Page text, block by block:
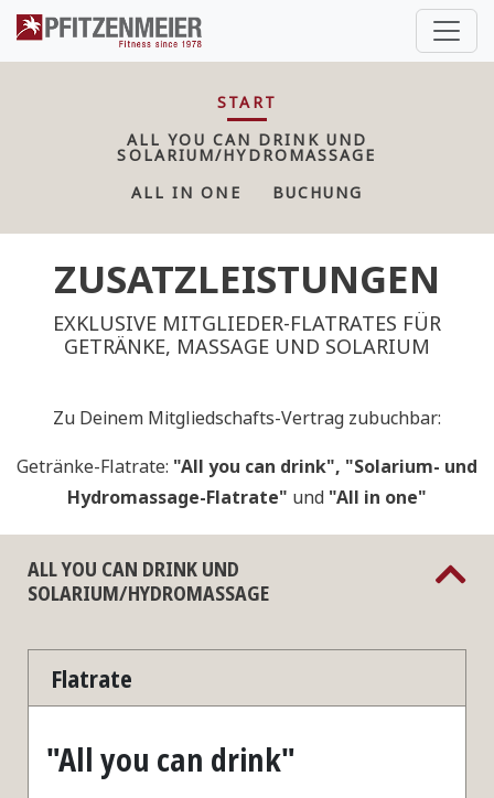
Pfitzenmeier
START
ALL YOU CAN DRINK UND
SOLARIUM/HYDROMASSAGE
ALL IN ONE
BUCHUNG
ZUSATZLEISTUNGEN
EXKLUSIVE MITGLIEDER-FLATRATES FÜR
GETRÄNKE, MASSAGE UND SOLARIUM
Zu Deinem Mitgliedschafts-Vertrag zubuchbar:
Getränke-Flatrate: "All you can drink", "Solarium- und
Hydromassage-Flatrate" und "All in one"
ALL YOU CAN DRINK UND
SOLARIUM/HYDROMASSAGE
Flatrate
"All you can drink"